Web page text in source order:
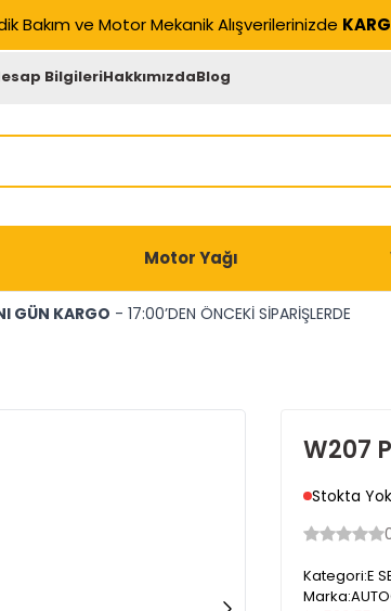
Bakım ve Motor Mekanik Alışverilerinizde
BilgileriHakkımızdaBlog
Motor Yağı
GÜN KARGO - 17:00’DEN ÖNCEKİ SİPARİŞLERDE
W207
Stokta Yok
Kategori:E
Marka: